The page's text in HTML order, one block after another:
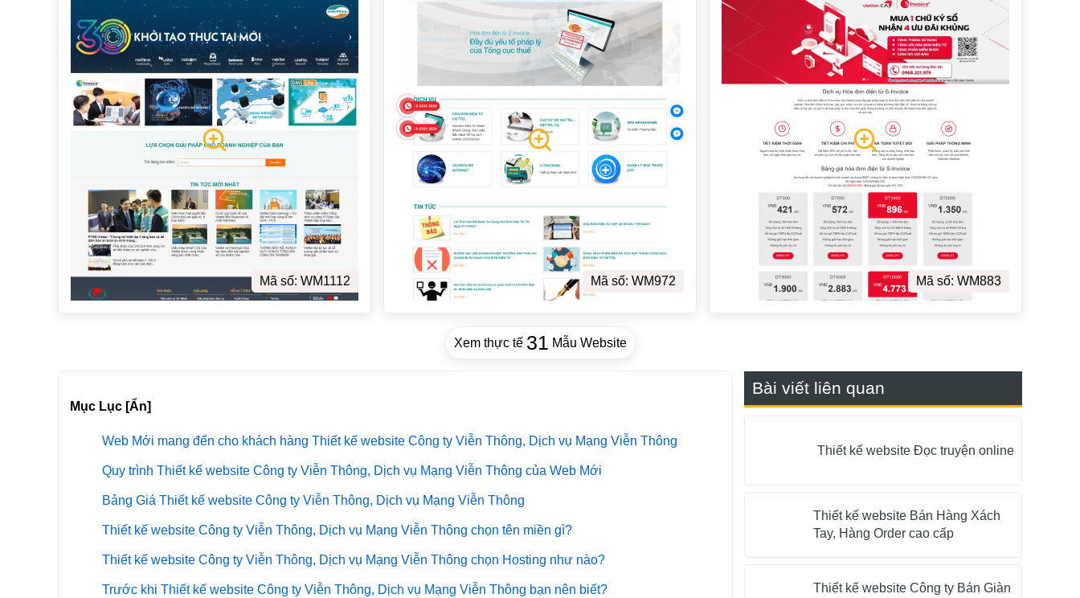
Mã số: WM1112 Mã số: WM972 Mã số: WM883
Xem thực tế 31 Mẫu Website
Mục Lục [Ẩn]
Web Mới mang đến cho khách hàng Thiết kế website Công ty Viễn Thông, Dịch vụ Mạng Viễn Thông
Quy trình Thiết kế website Công ty Viễn Thông, Dịch vụ Mạng Viễn Thông của Web Mới
Bảng Giá Thiết kế website Công ty Viễn Thông, Dịch vụ Mạng Viễn Thông
Thiết kế website Công ty Viễn Thông, Dịch vụ Mạng Viễn Thông chọn tên miền gì?
Thiết kế website Công ty Viễn Thông, Dịch vụ Mạng Viễn Thông chọn Hosting như nào?
Trước khi Thiết kế website Công ty Viễn Thông, Dịch vụ Mạng Viễn Thông bạn nên biết?
Bài viết liên quan
Thiết kế website Đọc truyện online
Thiết kế website Bán Hàng Xách
Tay, Hàng Order cao cấp
Thiết kế website Công ty Bán Giàn